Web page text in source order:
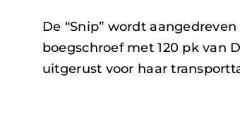
De “Snip” wordt
boegschroef met 120 pk van
uitgerust voor haar